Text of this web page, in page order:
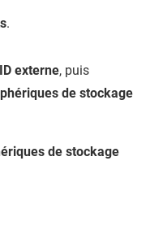
.
externe, puis
de stockage
de stockage